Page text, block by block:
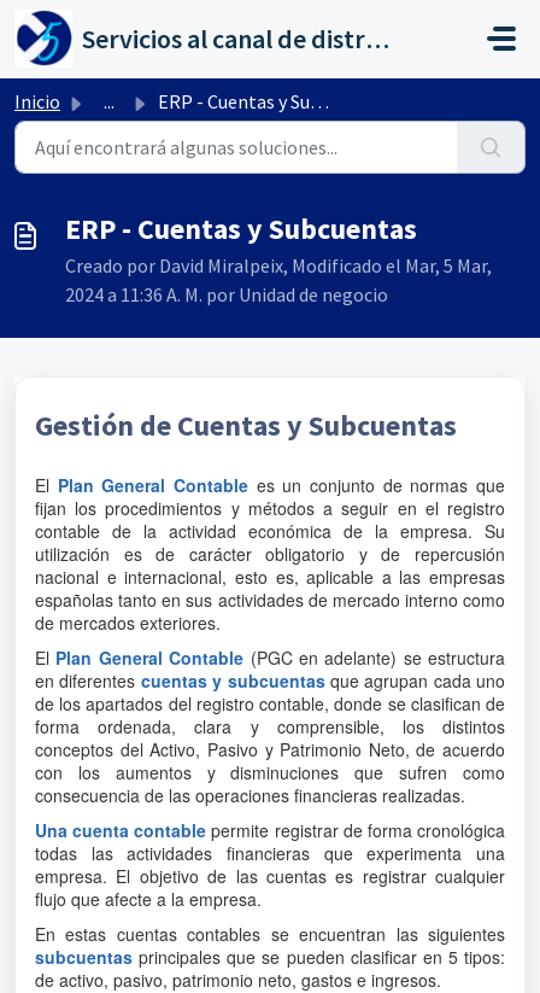
Saltar al contenido principal
Servicios al canal de distribución de AHORA
Inicio ... ERP - Cuentas y Subcuentas
ERP - Cuentas y Subcuentas
Creado por David Miralpeix, Modificado el Mar, 5 Mar,
2024 a 11:36 A. M. por Unidad de negocio
Gestión de Cuentas y Subcuentas
El Plan General Contable es un conjunto de normas que
fijan los procedimientos y métodos a seguir en el registro
contable de la actividad económica de la empresa. Su
utilización es de carácter obligatorio y de repercusión
nacional e internacional, esto es, aplicable a las empresas
españolas tanto en sus actividades de mercado interno como
de mercados exteriores.
El Plan General Contable (PGC en adelante) se estructura
en diferentes cuentas y subcuentasque agrupan cada uno
de los apartados del registro contable, donde se clasifican de
forma ordenada, clara y comprensible, los distintos
conceptos del Activo, Pasivo y Patrimonio Neto, de acuerdo
con los aumentos y disminuciones que sufren como
consecuencia de las operaciones financieras realizadas.
Una cuenta contable permite registrar de forma cronológica
todas las actividades financieras que experimenta una
empresa. El objetivo de las cuentas es registrar cualquier
flujo que afecte a la empresa.
En estas cuentas contables se encuentran las siguientes
subcuentas principales que se pueden clasificar en 5 tipos:
de activo, pasivo, patrimonio neto, gastos e ingresos.